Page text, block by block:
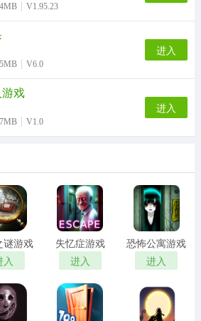
V1.95.23
V6.0
进入
戏
V1.0
进入
谜游戏
入
失忆症游戏
进入
恐怖公寓游戏
进入